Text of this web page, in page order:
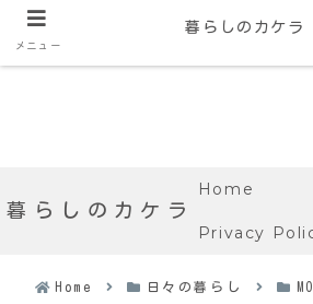
暮らしのカケラ
Home
Privacy
Home 日々の暮らし
メニュー
暮らしのカケラ